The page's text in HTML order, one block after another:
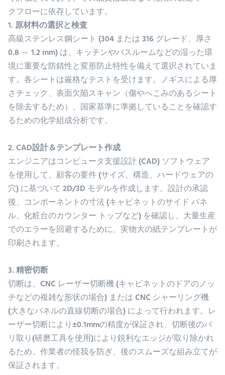
クフローに依存しています。
1. 原材料の選択と検査
高級ステンレス鋼シート (304 または 316 グレード、厚さ
0.8 ～ 1.2 mm) は、キッチンやバスルームなどの湿った環
境に重要な防錆性と変形防止特性を備えて選択されていま
す。各シートは厳格なテストを受けます。ノギスによる厚
さチェック、表面欠陥スキャン（傷やへこみのあるシート
を除去するため）、国家基準に準拠していることを確認す
るための化学組成分析です。
2. CAD設計＆テンプレート作成
エンジニアはコンピュータ支援設計 (CAD) ソフトウェア
を使用して、顧客の要件 (サイズ、構造、ハードウェアの
穴) に基づいて 2D/3D モデルを作成します。設計の承認
後、コンポーネントの寸法 (キャビネットのサイド パネ
ル、化粧台のカウンター トップなど) を確認し、大量生産
でのエラーを回避するために、実物大の紙テンプレートが
印刷されます。
3. 精密切断
切断は、CNC レーザー切断機 (キャビネットのドアのノッ
チなどの複雑な形状の場合) または CNC シャーリング機
(大きなパネルの直線切断の場合) によって行われます。レ
ーザー切断により±0.1mmの精度が保証され、切断後のバ
リ取り(研磨工具を使用)により鋭利なエッジが取り除かれ
るため、作業者の怪我を防ぎ、後のスムーズな組み立てが
保証されます。